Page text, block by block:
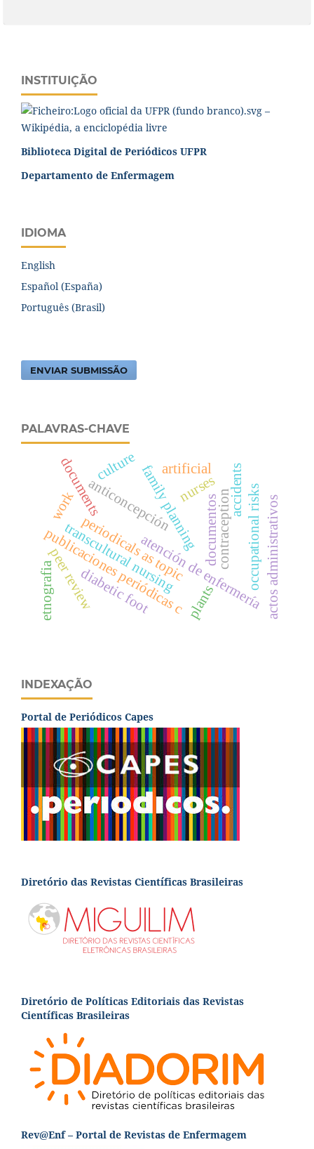
INSTITUIÇÃO
Biblioteca Digital de Periódicos UFPR
Departamento de Enfermagem
IDIOMA
English
Español (España)
Português (Brasil)
ENVIAR SUBMISSÃO
PALAVRAS-CHAVE
documentos
periodicals as topic
publicaciones periódicas c
transcultural nursingatención de enfermería
family planning contraception
anticoncepción
peer review
documents nurses
actos administrativos
accidentsoccupational risks
diabetic foot
etnografia
culture
plants
artificial
work
INDEXAÇÃO
Portal de Periódicos Capes
Diretório das Revistas Científicas Brasileiras
Diretório de Políticas Editoriais das Revistas
Científicas Brasileiras
Rev@Enf – Portal de Revistas de Enfermagem